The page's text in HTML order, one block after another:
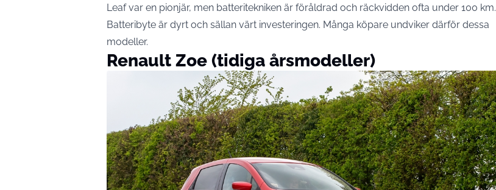
Leaf var en pionjär, men batteritekniken är föråldrad och räckvidden ofta under 100 km.
Batteribyte är dyrt och sällan värt investeringen. Många köpare undviker därför dessa
modeller.
Renault Zoe (tidiga årsmodeller)